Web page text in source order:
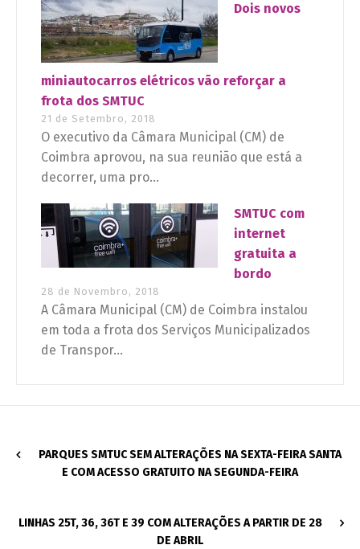
Dois novos
miniautocarros elétricos vão reforçar a
frota dos SMTUC
21 de Setembro, 2018
O executivo da Câmara Municipal (CM) de
Coimbra aprovou, na sua reunião que está a
decorrer, uma pro...
SMTUC com
internet
gratuita a
bordo
28 de Novembro, 2018
A Câmara Municipal (CM) de Coimbra instalou
em toda a frota dos Serviços Municipalizados
de Transpor...
PARQUES SMTUC SEM ALTERAÇÕES NA SEXTA-FEIRA SANTA
E COM ACESSO GRATUITO NA SEGUNDA-FEIRA
LINHAS 25T, 36, 36T E 39 COM ALTERAÇÕES A PARTIR DE 28
DE ABRIL